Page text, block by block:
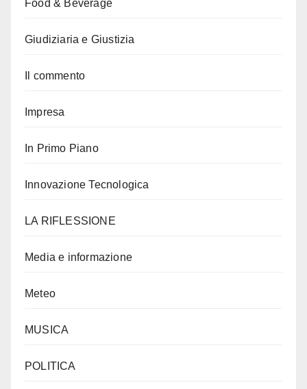
Food & Beverage
Giudiziaria e Giustizia
Il commento
Impresa
In Primo Piano
Innovazione Tecnologica
LA RIFLESSIONE
Media e informazione
Meteo
MUSICA
POLITICA